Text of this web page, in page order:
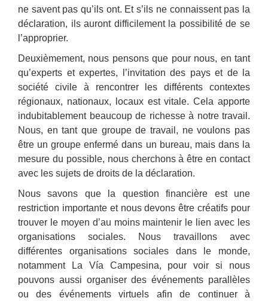
ne savent pas qu’ils ont. Et s’ils ne connaissent pas la
déclaration, ils auront difficilement la possibilité de se
l’approprier.
Deuxièmement, nous pensons que pour nous, en tant
qu’experts et expertes, l’invitation des pays et de la
société civile à rencontrer les différents contextes
régionaux, nationaux, locaux est vitale. Cela apporte
indubitablement beaucoup de richesse à notre travail.
Nous, en tant que groupe de travail, ne voulons pas
être un groupe enfermé dans un bureau, mais dans la
mesure du possible, nous cherchons à être en contact
avec les sujets de droits de la déclaration.
Nous savons que la question financière est une
restriction importante et nous devons être créatifs pour
trouver le moyen d’au moins maintenir le lien avec les
organisations sociales. Nous travaillons avec
différentes organisations sociales dans le monde,
notamment La Vía Campesina, pour voir si nous
pouvons aussi organiser des événements parallèles
ou des événements virtuels afin de continuer à